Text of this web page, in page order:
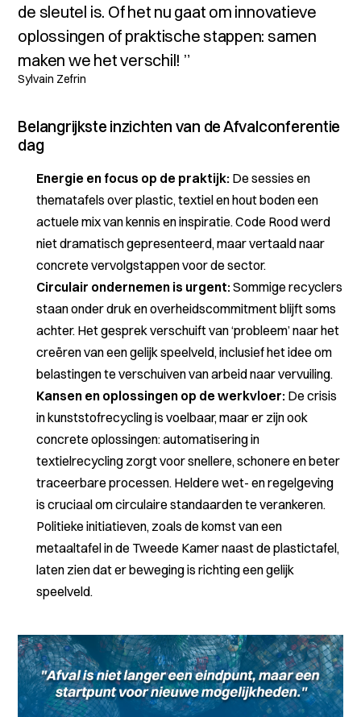
de sleutel is. Of het nu gaat om innovatieve
oplossingen of praktische stappen: samen
maken we het verschil!
Sylvain Zefrin
Belangrijkste inzichten van de Afvalconferentie
dag
Energie en focus op de praktijk:De sessies en
thematafels over plastic, textiel en hout boden een
actuele mix van kennis en inspiratie. Code Rood werd
niet dramatisch gepresenteerd, maar vertaald naar
concrete vervolgstappen voor de sector.
Circulair ondernemen is urgent:Sommige recyclers
staan onder druk en overheidscommitment blijft soms
achter. Het gesprek verschuift van ‘probleem’ naar het
creëren van een gelijk speelveld, inclusief het idee om
belastingen te verschuiven van arbeid naar vervuiling.
Kansen en oplossingen op de werkvloer:De crisis
in kunststofrecycling is voelbaar, maar er zijn ook
concrete oplossingen: automatisering in
textielrecycling zorgt voor snellere, schonere en beter
traceerbare processen. Heldere wet- en regelgeving
is cruciaal om circulaire standaarden te verankeren.
Politieke initiatieven, zoals de komst van een
metaaltafel in de Tweede Kamer naast de plastictafel,
laten zien dat er beweging is richting een gelijk
speelveld.